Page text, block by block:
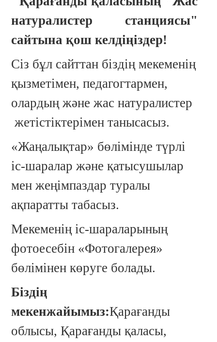
натуралистер станциясы"
сайтына қош келдіңіздер!
Сіз бұл сайттан біздің мекеменің
қызметімен, педагогтармен,
олардың және жас натуралистер
жетістіктерімен танысасыз.
«Жаңалықтар» бөлімінде түрлі
іс-шаралар және қатысушылар
мен жеңімпаздар туралы
ақпаратты табасыз.
Мекеменің іс-шараларының
фотоесебін «Фотогалерея»
бөлімінен көруге болады.
Біздің
мекенжайымыз:Қарағанды
облысы, Қарағанды қаласы,